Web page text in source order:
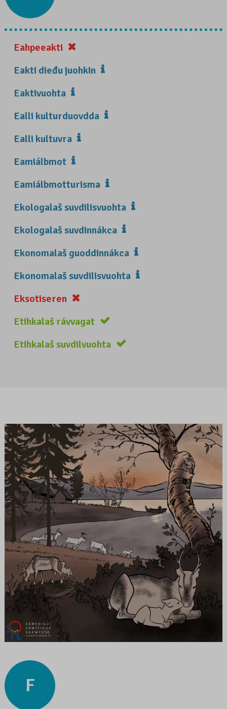
Eahpeeakti
Eakti dieđu juohkin
Eaktivuohta
Ealli kulturduovdda
Ealli kultuvra
Eamiálbmot
Eamiálbmotturisma
Ekologalaš suvdilisvuohta
Ekologalaš suvdinnákca
Ekonomalaš guoddinnákca
Ekonomalaš suvdilisvuohta
Eksotiseren
Etihkalaš rávvagat
Etihkalaš suvdilvuohta
F